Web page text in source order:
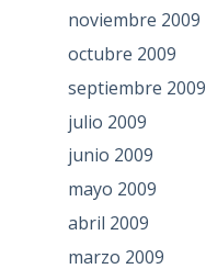
noviembre 2009
octubre 2009
septiembre 2009
julio 2009
junio 2009
mayo 2009
abril 2009
marzo 2009